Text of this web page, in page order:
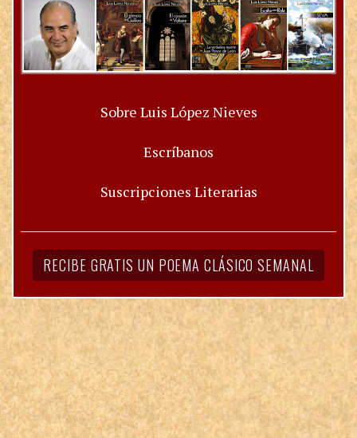
Sobre Luis López Nieves
Escríbanos
Suscripciones Literarias
RECIBE GRATIS UN POEMA CLÁSICO SEMANAL